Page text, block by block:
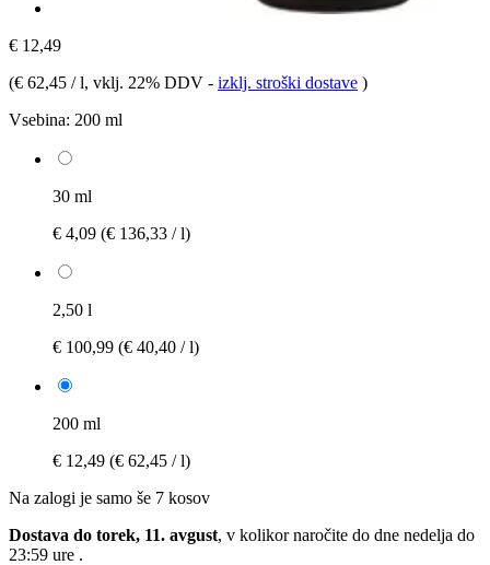
€ 12,49
(€ 62,45 / l, vklj. 22% DDV - izklj. stroški dostave )
Vsebina: 200 ml
30 ml
€ 4,09 (€ 136,33 / l)
2,50 l
€ 100,99 (€ 40,40 / l)
200 ml
€ 12,49 (€ 62,45 / l)
Na zalogi je samo še 7 kosov
Dostava do torek, 11. avgust, v kolikor naročite do dne nedelja do
23:59 ure .